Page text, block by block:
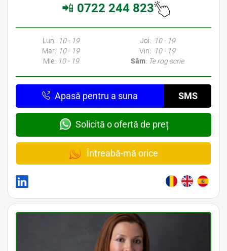
📲 0722 244 823
Lun: 10 - 19
Mar: 10 - 19
Mie: 10 - 19
Joi:
10 - 19
Vin:
10 - 19
Sâm: Te rog scrie
Apasă pentru a suna SMS
Solicită o ofertă de preț
Întreabă-mă orice